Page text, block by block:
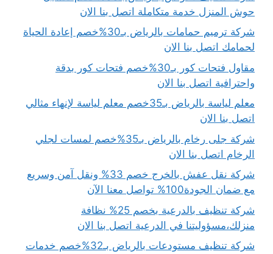
حوش المنزل خدمة متكاملة اتصل بنا الان
شركة ترميم حمامات بالرياض بـ30%خصم إعادة الحياة
لحمامك اتصل بنا الان
مقاول فتحات كور بـ30%خصم فتحات كور بدقة
واحترافية اتصل بنا الان
معلم لياسة بالرياض بـ35خصم معلم لياسة لإنهاء مثالي
اتصل بنا الان
شركة جلى رخام بالرياض بـ35%خصم لمسات لجلي
الرخام اتصل بنا الان
شركة نقل عفش بالخرج خصم 33% ونقل آمن وسريع
مع ضمان الجودة100% تواصل معنا الآن
شركة تنظيف بالدرعية بخصم 25% نظافة
منزلك،مسؤوليتنا في الدرعية اتصل بنا الان
شركة تنظيف مستودعات بالرياض بـ32%خصم خدمات